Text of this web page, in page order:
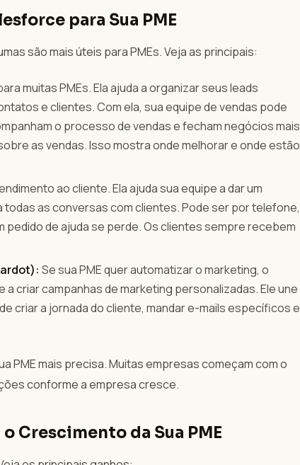
para Sua PME
são mais úteis para PMEs. Veja as principais:
muitas PMEs. Ela ajuda a organizar seus leads
e clientes. Com ela, sua equipe de vendas pode
o processo de vendas e fecham negócios mais
as vendas. Isso mostra onde melhorar e onde estão
ao cliente. Ela ajuda sua equipe a dar um
as conversas com clientes. Pode ser por telefone,
pedido de ajuda se perde. Os clientes sempre recebem
Se sua PME quer automatizar o marketing, o
a criar campanhas de marketing personalizadas. Ele une
criar a jornada do cliente, mandar e-mails específicos e
PME mais precisa. Muitas empresas começam com o
conforme a empresa cresce.
Crescimento da Sua PME